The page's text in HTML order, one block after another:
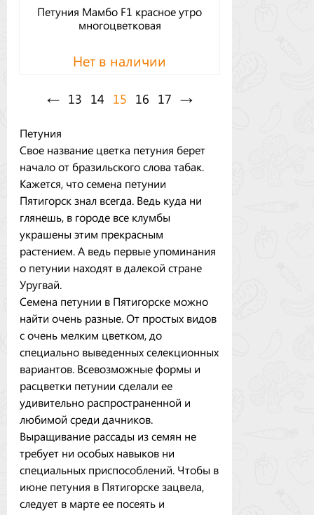
Петуния Мамбо F1 красное утро
многоцветковая
Нет в наличии
← 13 14 15 16 17 →
Петуния
Свое название цветка петуния берет
начало от бразильского слова табак.
Кажется, что семена петунии
Пятигорск знал всегда. Ведь куда ни
глянешь, в городе все клумбы
украшены этим прекрасным
растением. А ведь первые упоминания
о петунии находят в далекой стране
Уругвай.
Семена петунии в Пятигорске можно
найти очень разные. От простых видов
с очень мелким цветком, до
специально выведенных селекционных
вариантов. Всевозможные формы и
расцветки петунии сделали ее
удивительно распространенной и
любимой среди дачников.
Выращивание рассады из семян не
требует ни особых навыков ни
специальных приспособлений. Чтобы в
июне петуния в Пятигорске зацвела,
следует в марте ее посеять и